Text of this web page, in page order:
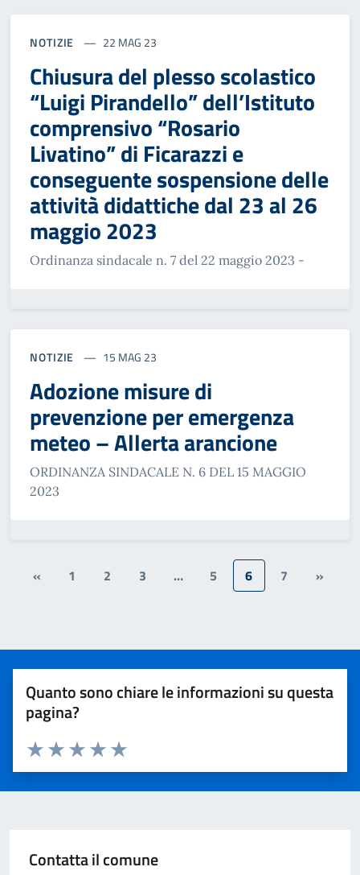
NOTIZIE 22 MAG 23
Chiusura del plesso scolastico
“Luigi Pirandello” dell’Istituto
comprensivo “Rosario
Livatino” di Ficarazzi e
conseguente sospensione delle
attività didattiche dal 23 al 26
maggio 2023
Ordinanza sindacale n. 7 del 22 maggio 2023 -
NOTIZIE 15 MAG 23
Adozione misure di
prevenzione per emergenza
meteo – Allerta arancione
ORDINANZA SINDACALE N. 6 DEL 15 MAGGIO
2023
« 1 2 3 … 5 6 7 »
Quanto sono chiare le informazioni su questa
pagina?
Valuta 5 stelle su 5
Valuta 4 stelle su 5
Valuta 3 stelle su 5
Valuta 2 stelle su 5
Valuta 1 stelle su 5
Contatta il comune